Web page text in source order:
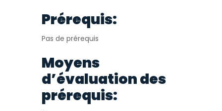
Prérequis:
Pas de prérequis
Moyens
d’évaluation des
prérequis: